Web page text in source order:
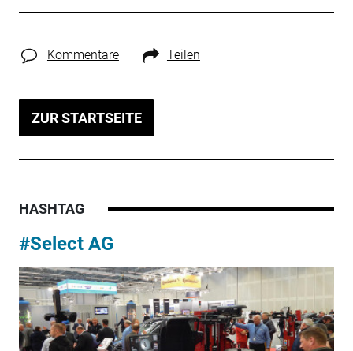
Kommentare Teilen
ZUR STARTSEITE
HASHTAG
#Select AG